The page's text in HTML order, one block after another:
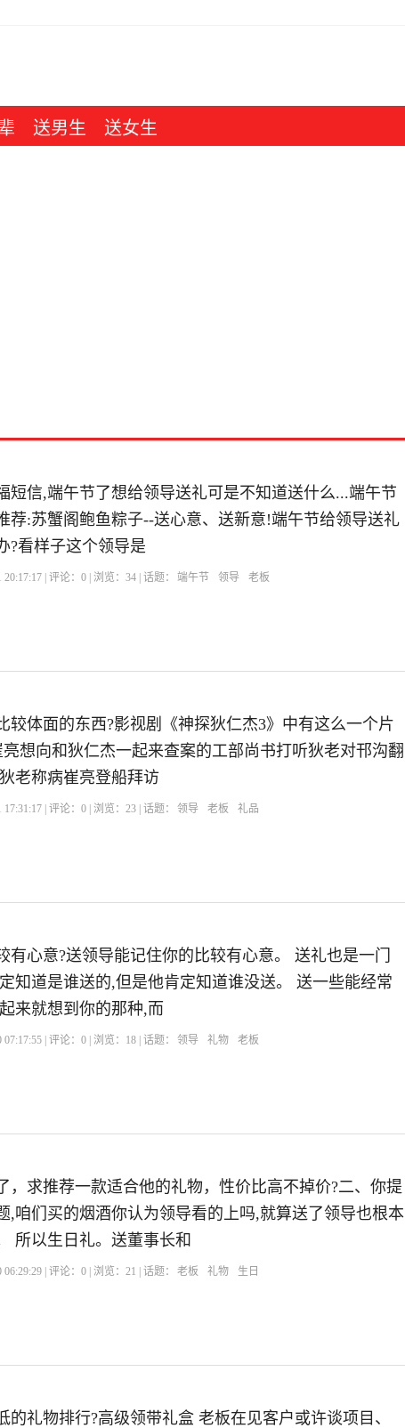
送男生 送女生
短信,端午节了想给领导送礼可是不知道送什么...端午节
荐:苏蟹阁鲍鱼粽子--送心意、送新意!端午节给领导送礼
?看样子这个领导是
| 评论：0 | 浏览：34 | 话题： 端午节 领导 老板
较体面的东西?影视剧《神探狄仁杰3》中有这么一个片
想向和狄仁杰一起来查案的工部尚书打听狄老对邗沟翻
老称病崔亮登船拜访
| 评论：0 | 浏览：23 | 话题： 领导 老板 礼品
有心意?送领导能记住你的比较有心意。 送礼也是一门
知道是谁送的,但是他肯定知道谁没送。 送一些能经常
来就想到你的那种,而
| 评论：0 | 浏览： 18 | 话题： 领导 礼物 老板
，求推荐一款适合他的礼物，性价比高不掉价?二、你提
,咱们买的烟酒你认为领导看的上吗,就算送了领导也根本
所以生日礼。送董事长和
| 评论：0 | 浏览：21 | 话题： 老板 礼物 生日
的礼物排行?高级领带礼盒 老板在见客户或许谈项目、